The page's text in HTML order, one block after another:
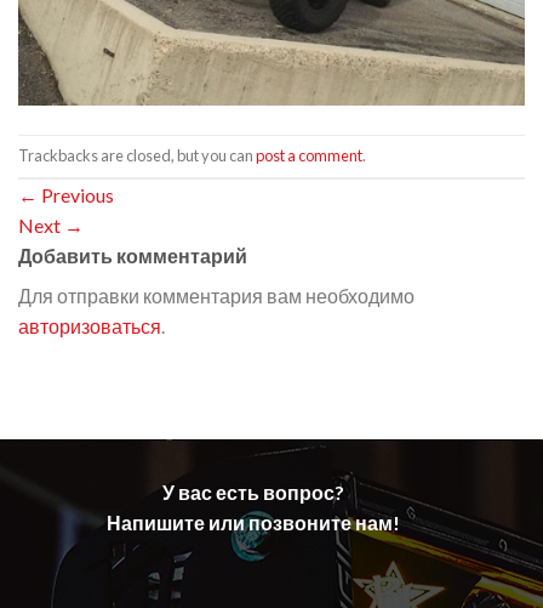
Trackbacks are closed, but you canpost a comment.
← Previous
Next →
Добавить комментарий
Для отправки комментария вам необходимо
авторизоваться.
У вас есть вопрос?
Напишите или позвоните нам!